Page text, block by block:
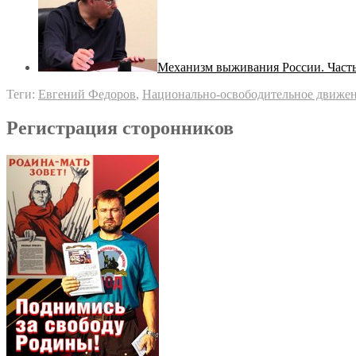
Механизм выживания России.
Теги: Евгений Федоров, Национально-освободительное
Регистрация сторонников